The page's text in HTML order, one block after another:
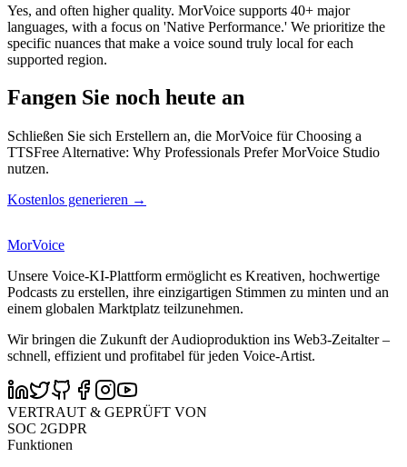
Yes, and often higher quality. MorVoice supports 40+ major
languages, with a focus on 'Native Performance.' We prioritize the
specific nuances that make a voice sound truly local for each
supported region.
Fangen Sie noch heute an
Schließen Sie sich Erstellern an, die MorVoice für Choosing a
TTSFree Alternative: Why Professionals Prefer MorVoice Studio
nutzen.
Kostenlos generieren →
MorVoice
Unsere Voice-KI-Plattform ermöglicht es Kreativen, hochwertige
Podcasts zu erstellen, ihre einzigartigen Stimmen zu minten und an
einem globalen Marktplatz teilzunehmen.
Wir bringen die Zukunft der Audioproduktion ins Web3-Zeitalter –
schnell, effizient und profitabel für jeden Voice-Artist.
VERTRAUT & GEPRÜFT VON
SOC 2GDPR
Funktionen